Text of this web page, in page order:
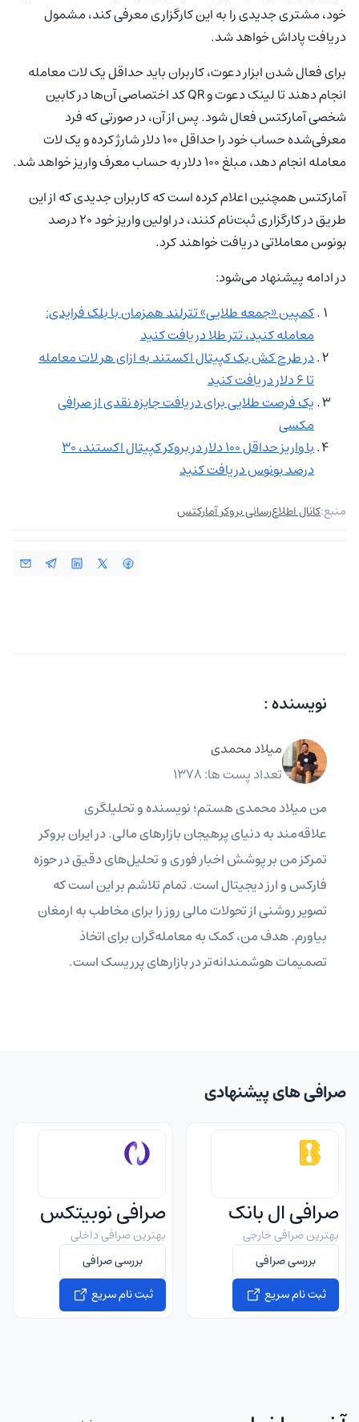
خود، مشتری جدیدی را به این کارگزاری معرفی کند، مشمول
دریافت پاداش خواهد شد.
برای فعال شدن ابزار دعوت، کاربران باید حداقل یک لات معامله
انجام دهند تا لینک دعوت و QR کد اختصاصی آن‌ها در کابین
شخصی آمارکتس فعال شود. پس از آن، در صورتی که فرد
معرفی‌شده حساب خود را حداقل ۱۰۰ دلار شارژ کرده و یک لات
معامله انجام دهد، مبلغ ۱۰۰ دلار به حساب معرف واریز خواهد شد.
آمارکتس همچنین اعلام کرده است که کاربران جدیدی که از این
طریق در کارگزاری ثبت‌نام کنند، در اولین واریز خود ۲۰ درصد
بونوس معاملاتی دریافت خواهند کرد.
در ادامه پیشنهاد می‌شود:
کمپین «جمعه طلایی» تترلند همزمان با بلک فرایدی:
معامله کنید، تتر طلا دریافت کنید
در طرح کش بک کپیتال اکستند به ازای هر لات معامله
تا 6 دلار دریافت کنید
یک فرصت طلایی برای دریافت جایزه نقدی از صرافی
مکسی
با واریز حداقل ۱۰۰ دلار در بروکر کپیتال اکستند، ۳۰
درصد بونوس دریافت کنید
منبع:کانال اطلاع‌رسانی بروکر آمارکتس
نویسنده :
میلاد محمدی
تعداد پست ها: 1378
من میلاد محمدی هستم؛ نویسنده و تحلیلگری
علاقه‌مند به دنیای پرهیجان بازارهای مالی. در ایران بروکر
تمرکز من بر پوشش اخبار فوری و تحلیل‌های دقیق در حوزه
فارکس و ارز دیجیتال است. تمام تلاشم بر این است که
تصویر روشنی از تحولات مالی روز را برای مخاطب به ارمغان
بیاورم. هدف من، کمک به معامله‌گران برای اتخاذ
تصمیمات هوشمندانه‌تر در بازارهای پرریسک است.
صرافی های پیشنهادی
صرافی ال بانک
بهترین صرافی خارجی
بررسی صرافی
ثبت نام سریع
صرافی نوبیتکس
بهترین صرافی داخلی
بررسی صرافی
ثبت نام سریع